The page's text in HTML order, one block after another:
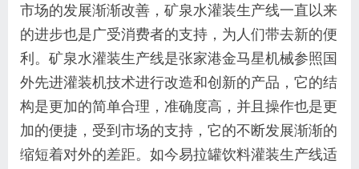
市场的发展渐渐改善，矿泉水灌装生产线一直以来
的进步也是广受消费者的支持，为人们带去新的便
利。矿泉水灌装生产线是张家港金马星机械参照国
外先进灌装机技术进行改造和创新的产品，它的结
构是更加的简单合理，准确度高，并且操作也是更
加的便捷，受到市场的支持，它的不断发展渐渐的
缩短着对外的差距。如今易拉罐饮料灌装生产线适